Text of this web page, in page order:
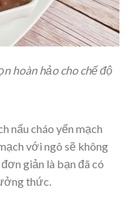
hoàn hảo cho chế độ
nấu cháo yến mạch
với ngô sẽ không
giản là bạn đã có
thức.